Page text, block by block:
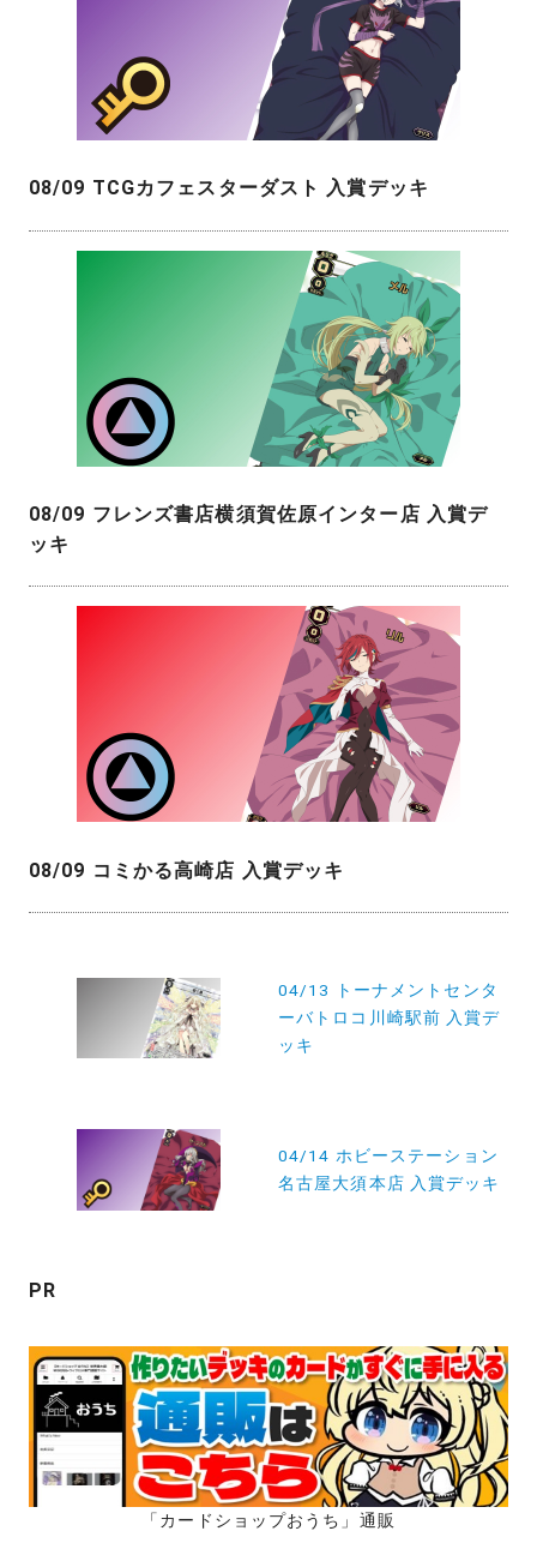
08/09 TCGカフェスターダスト 入賞デッキ
08/09 フレンズ書店横須賀佐原インター店 入賞デ
ッキ
08/09 コミかる高崎店 入賞デッキ
ン
04/13 トーナメントセンタ
ーバトロコ川崎駅前 入賞デ
ッキ
04/14 ホビーステーション
名古屋大須本店 入賞デッキ
PR
「カードショップおうち」通販